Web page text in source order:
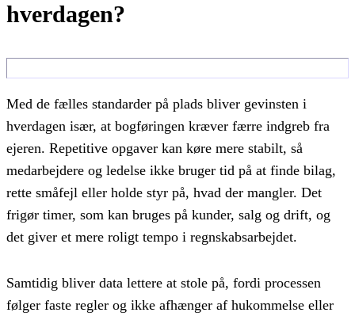
hverdagen?
Med de fælles standarder på plads bliver gevinsten i
hverdagen især, at bogføringen kræver færre indgreb fra
ejeren. Repetitive opgaver kan køre mere stabilt, så
medarbejdere og ledelse ikke bruger tid på at finde bilag,
rette småfejl eller holde styr på, hvad der mangler. Det
frigør timer, som kan bruges på kunder, salg og drift, og
det giver et mere roligt tempo i regnskabsarbejdet.
Samtidig bliver data lettere at stole på, fordi processen
følger faste regler og ikke afhænger af hukommelse eller